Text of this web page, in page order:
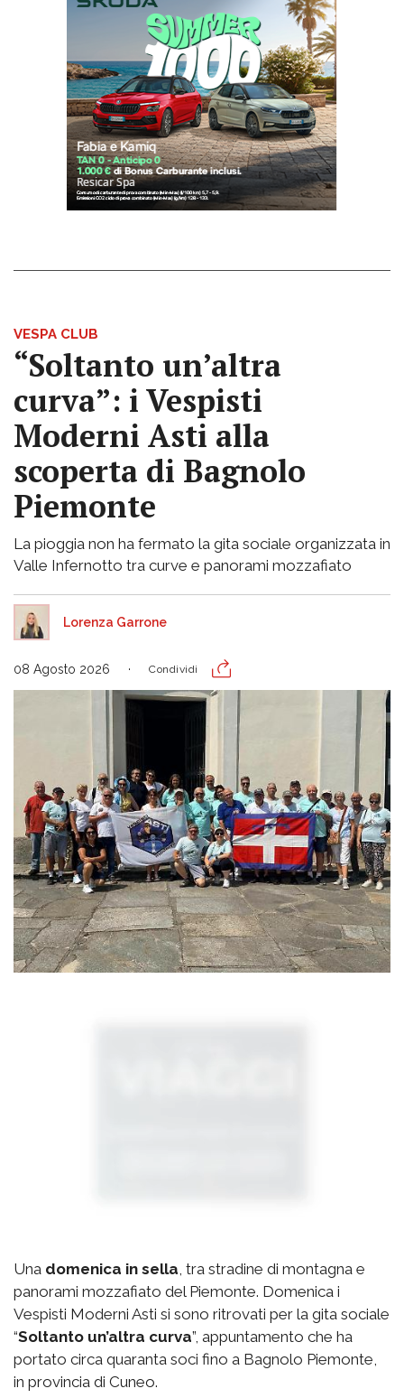
VESPA CLUB
“Soltanto un’altra
curva”: i Vespisti
Moderni Asti alla
scoperta di Bagnolo
Piemonte
La pioggia non ha fermato la gita sociale organizzata in
Valle Infernotto tra curve e panorami mozzafiato
Lorenza Garrone
08 Agosto 2026 Condividi
Una domenica in sella, tra stradine di montagna e
panorami mozzafiato del Piemonte. Domenica i
Vespisti Moderni Asti si sono ritrovati per la gita sociale
“Soltanto un’altra curva”, appuntamento che ha
portato circa quaranta soci fino a Bagnolo Piemonte,
in provincia di Cuneo.